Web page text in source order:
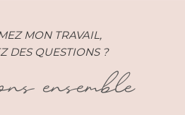
MON TRAVAIL,
DES QUESTIONS ?
ensemble